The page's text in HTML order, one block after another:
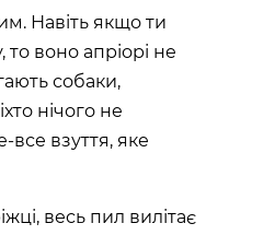
Навіть якщо ти
воно апріорі не
собаки,
нічого не
взуття, яке
весь пил вилітає